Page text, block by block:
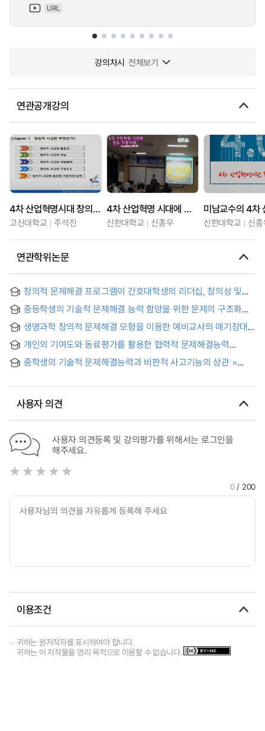
URL
강의차시 전체보기
연관공개강의
4차 산업혁명시대 창의적사고 및 문제해결능력
고신대학교 주석진
4차 산업혁명 시대에 맞는 진로 선택(경기꿈의대학)
신한대학교 신종우 신한대학교 신
연관학위논문
창의적 문제해결 프로그램이 간호대학생의 리더십, 창의성 및
문제해결 능력에 미치는 효과 = (The)Effect of Creative
Problem- Solving Program on Leadership, Creativity and
Creativity Problem-Solving of Nursing Students
중등학생의 기술적 문제해결 능력 함양을 위한 문제의 구조화
수준별 문제기반학습 중심 수업과정안 개발
생명과학 창의적 문제해결 모형을 이용한 예비교사의 애기장대
굴성 수업 프로그램의 개발 및 적용 = Development and
application of teaching programs for the pre-service
teachers regarding tropic responses in arabidopsis thaliana
based on Life science creative problem solving model
개인의 기여도와 동료평가를 활용한 협력적 문제해결능력
측정방안 탐색
중학생의 기술적 문제해결능력과 비판적 사고기능의 상관 =
and Critical Thinking Skill of Junior High School Students
사용자 의견
사용자 의견등록 및 강의평가를 위해서는 로그인을
해주세요.
0/ 200
이용조건
귀하는 원저작자를 표시하여야 합니다.
귀하는 이 저작물을 영리 목적으로 이용할 수 없습니다.